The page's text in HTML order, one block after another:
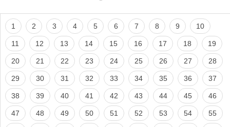
1 2 3 4 5 6 7 8 9 10
11 12 13 14 15 16 17 18 19
20 21 22 23 24 25 26 27 28
29 30 31 32 33 34 35 36 37
38 39 40 41 42 43 44 45 46
47 48 49 50 51 52 53 54 55